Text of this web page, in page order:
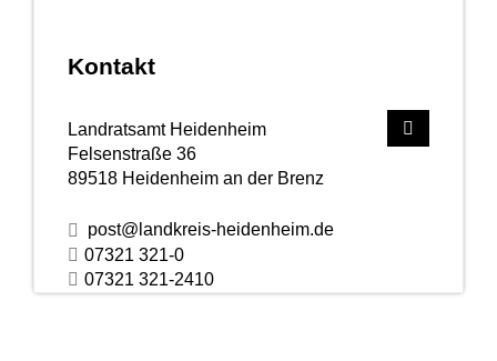
Kontakt
Landratsamt Heidenheim
Felsenstraße 36
89518 Heidenheim an der Brenz
post@landkreis-heidenheim.de
07321 321-0
07321 321-2410